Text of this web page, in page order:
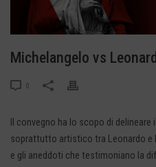
Michelangelo vs
0
Il convegno ha lo scopo di
soprattutto artistico tra Leonardo e
e gli aneddoti che testimoniano la